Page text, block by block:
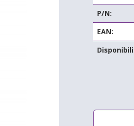
P/N:
EAN: